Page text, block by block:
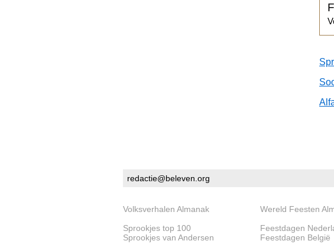
redactie@beleven.org
Volksverhalen Almanak
Sprookjes top 100
Sprookjes van Andersen
Wereld Feesten
Feestdagen
Feestdagen België